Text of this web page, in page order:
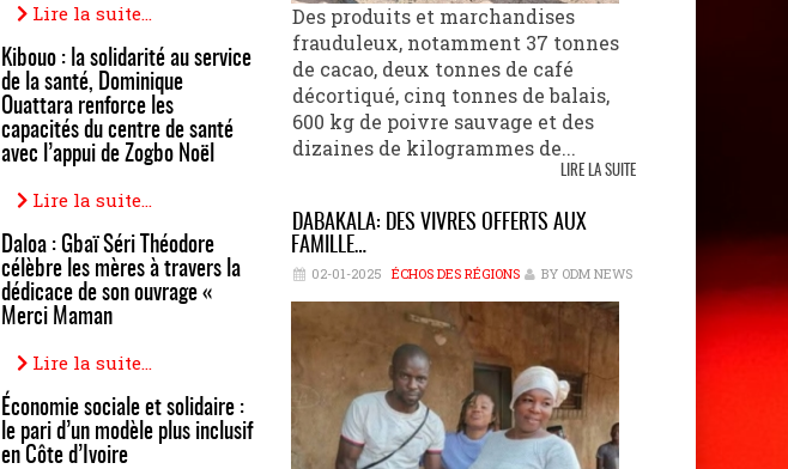
Lire la suite...
Kibouo : la solidarité au service
de la santé, Dominique
Ouattara renforce les
capacités du centre de santé
avec l’appui de Zogbo Noël
Lire la suite...
Daloa : Gbaï Séri Théodore
célèbre les mères à travers la
dédicace de son ouvrage «
Merci Maman
Lire la suite...
Économie sociale et solidaire :
le pari d’un modèle plus inclusif
en Côte d’Ivoire
Des produits et marchandises
frauduleux, notamment 37 tonnes
de cacao, deux tonnes de café
décortiqué, cinq tonnes de balais,
600 kg de poivre sauvage et des
dizaines de kilogrammes de...
LIRE LA SUITE
DABAKALA: DES VIVRES OFFERTS AUX
FAMILLE…
02-01-2025 ÉCHOS DES RÉGIONS BY ODM NEWS